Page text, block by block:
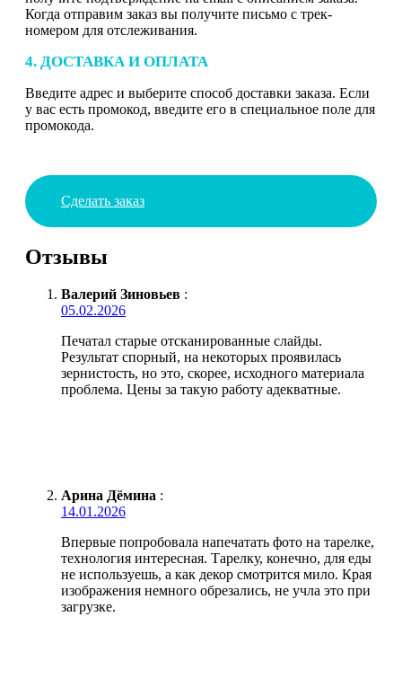
Когда отправим заказ вы получите письмо с трек-
номером для отслеживания.
4. ДОСТАВКА И ОПЛАТА
Введите адрес и выберите способ доставки заказа. Если
у вас есть промокод, введите его в специальное поле для
промокода.
Сделать заказ
Отзывы
Валерий Зиновьев :
05.02.2026
Печатал старые отсканированные слайды.
Результат спорный, на некоторых проявилась
зернистость, но это, скорее, исходного материала
проблема. Цены за такую работу адекватные.
Арина Дёмина :
14.01.2026
Впервые попробовала напечатать фото на тарелке,
технология интересная. Тарелку, конечно, для еды
не используешь, а как декор смотрится мило. Края
изображения немного обрезались, не учла это при
загрузке.